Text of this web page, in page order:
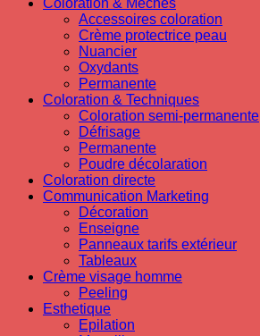
Coloration & Mèches
Accessoires coloration
Crème protectrice peau
Nuancier
Oxydants
Permanente
Coloration & Techniques
Coloration semi-permanente
Défrisage
Permanente
Poudre décolaration
Coloration directe
Communication Marketing
Décoration
Enseigne
Panneaux tarifs extérieur
Tableaux
Crème visage homme
Peeling
Esthetique
Epilation